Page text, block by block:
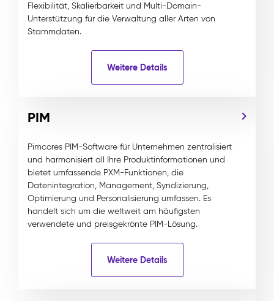
Flexibilität, Skalierbarkeit und Multi-Domain-
Unterstützung für die Verwaltung aller Arten von
Stammdaten.
Weitere Details
PIM
Pimcores PIM-Software für Unternehmen zentralisiert
und harmonisiert all Ihre Produktinformationen und
bietet umfassende PXM-Funktionen, die
Datenintegration, Management, Syndizierung,
Optimierung und Personalisierung umfassen. Es
handelt sich um die weltweit am häufigsten
verwendete und preisgekrönte PIM-Lösung.
Weitere Details